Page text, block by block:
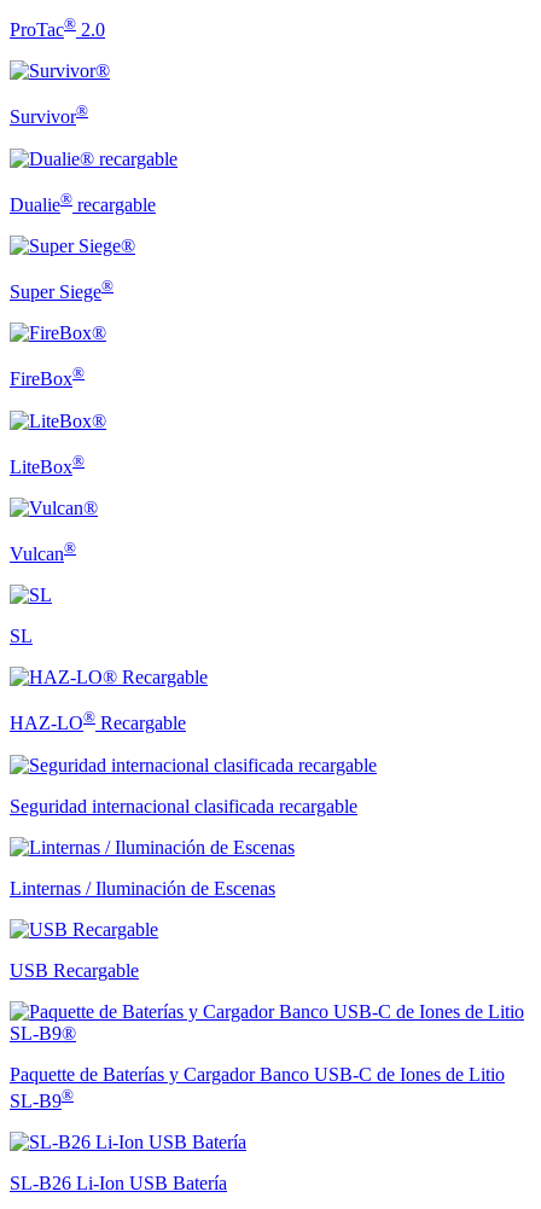
ProTac® 2.0
Survivor®
Dualie® recargable
Super Siege®
FireBox®
LiteBox®
Vulcan®
SL
HAZ-LO® Recargable
Seguridad internacional clasificada recargable
Linternas / Iluminación de Escenas
USB Recargable
Paquette de Baterías y Cargador Banco USB-C de Iones de Litio
SL-B9®
SL-B26 Li-Ion USB Batería